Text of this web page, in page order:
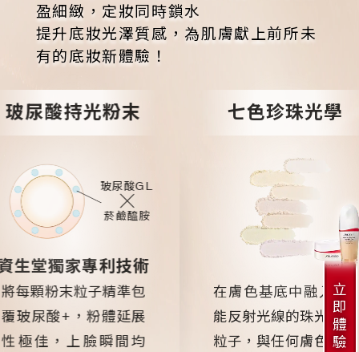
盈細緻，定妝同時鎖水
提升底妝光澤質感，為肌膚獻上前所未
有的底妝新體驗！
玻尿酸持光粉末
玻尿酸GL
菸鹼醯胺
資生堂獨家專利技術
將每顆粉末粒子精準包
覆玻尿酸+，粉體延展
性極佳，上臉瞬間均
七色珍珠光學
在膚色基底中融入7種
能反射光線的珠光色彩
粒子，與任何膚色都能
立
即
體
驗